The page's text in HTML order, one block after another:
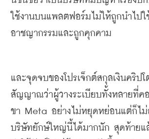
ใช้งานบนแพลตฟอร์มไม่ให้ถูกนำไปใ
อาชญากรรมและถูกคุกคาม
และจุดจบของ โปรเจ็กต์สกุลเงินคริป
สัญญาณว่าผู้วางระเบียบทั้งหลายที่ค
ขา Meta อย่างไม่หยุดหย่อนแต่ก็ไม่
บริษัทยักษ์ใหญ่นี้ได้มากนัก สุดท้ายแ